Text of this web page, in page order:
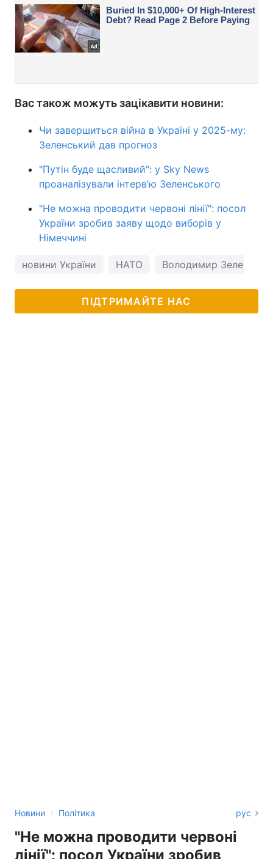
Вас також можуть зацікавити новини:
Чи завершиться війна в Україні у 2025-му:
Зеленський дав прогноз
"Путін буде щасливий": у Sky News
проаналізували інтерв’ю Зеленського
"Не можна проводити червоні лінії": посол
України зробив заяву щодо виборів у
Німеччині
новини України НАТО Володимир
ПІДТРИМАЙТЕ НАС
Новини › Політика рус
"Не можна проводити червоні
лінії": посол України зробив